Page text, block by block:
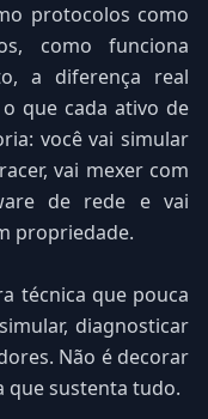
protocolos como
como funciona
a diferença real
que cada ativo de
você vai simular
vai mexer com
de rede e vai
propriedade.
técnica que pouca
diagnosticar
Não é decorar
sustenta tudo.